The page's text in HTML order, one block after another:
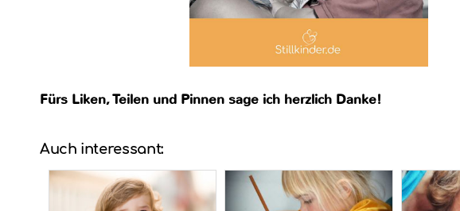
Fürs Liken, Teilen und Pinnen sage ich herzlich Danke!
Auch interessant: